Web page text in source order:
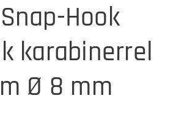
Hook
karabinerrel
Ø 8 mm